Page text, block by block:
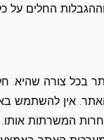
החלים
בכל צורה שהיא.
אין להשתמש
המשרתות אותו.